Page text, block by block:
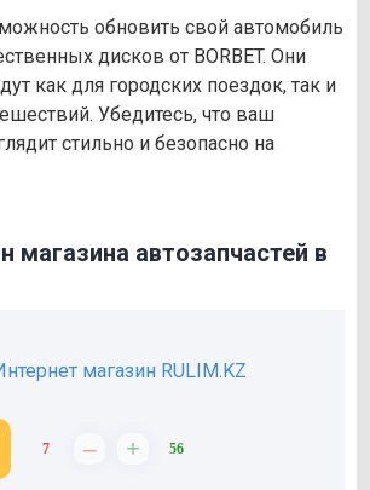
обновить свой автомобиль
дисков от BORBET. Они
как для городских поездок, так и
Убедитесь, что ваш
стильно и безопасно на
магазина автозапчастей в
магазин RULIM.KZ
7 – + 56